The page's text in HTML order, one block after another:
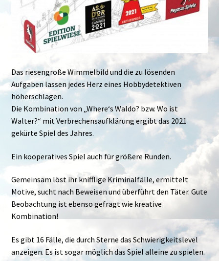
Das riesengroße Wimmelbild und die zu lösenden
Aufgaben lassen jedes Herz eines Hobbydetektiven
höherschlagen.
Die Kombination von „Where‘s Waldo? bzw. Wo ist
Walter?“ mit Verbrechensaufklärung ergibt das 2021
gekürte Spiel des Jahres.
Ein kooperatives Spiel auch für größere Runden.
Gemeinsam löst ihr knifflige Kriminalfälle, ermittelt
Motive, sucht nach Beweisen und überführt den Täter. Gute
Beobachtung ist ebenso gefragt wie kreative
Kombination!
Es gibt 16 Fälle, die durch Sterne das Schwierigkeitslevel
anzeigen. Es ist sogar möglich das Spiel alleine zu spielen.